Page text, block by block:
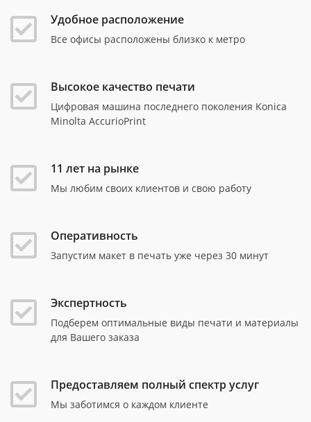
Удобное расположение
Все офисы расположены близко к метро
Высокое качество печати
Цифровая машина последнего поколения Konica
Minolta AccurioPrint
11 лет на рынке
Мы любим своих клиентов и свою работу
Оперативность
Запустим макет в печать уже через 30 минут
Экспертность
Подберем оптимальные виды печати и материалы
для Вашего заказа
Предоставляем полный спектр услуг
Мы заботимся о каждом клиенте